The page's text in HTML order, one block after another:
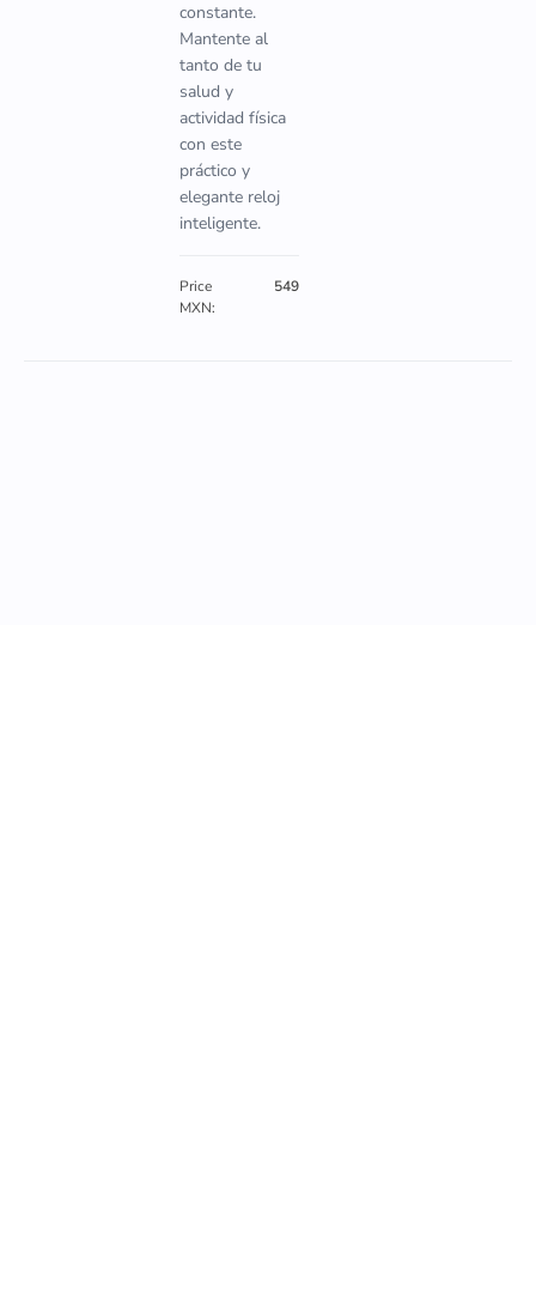
constante.
Mantente al
tanto de tu
salud y
actividad física
con este
práctico y
elegante reloj
inteligente.
Price
MXN:
549